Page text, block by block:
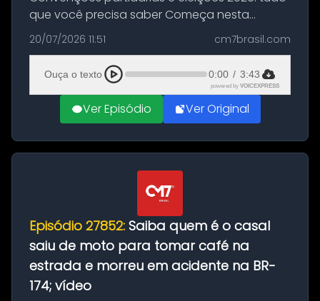
que você precisa saber Começa nesta
segunda-feira e vai até 5 de agosto o prazo
para que partidos políticos e federações
partidárias realizem suas convençõ...
20/07/2026 11:51 cm7brasil.com
Ouça o texto 0:00 / 3:43
powered by VOICEXPRESS
Ver Episódio Ver Original
Episódio 27852: Saiba quem é o casal
saiu de moto para tomar café na
estrada e morreu em acidente na BR-
174; vídeo